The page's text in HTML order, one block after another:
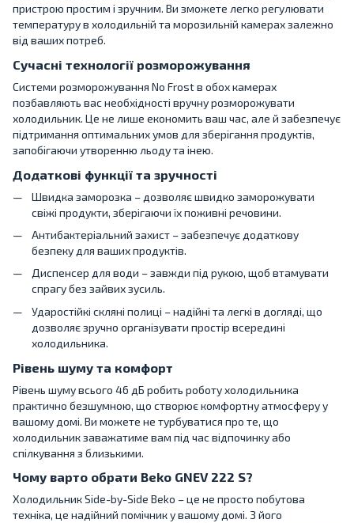
пристрою простим і зручним. Ви зможете легко регулювати
температуру в холодильній та морозильній камерах залежно
від ваших потреб.
Сучасні технології розморожування
Системи розморожування No Frost в обох камерах
позбавляють вас необхідності вручну розморожувати
холодильник. Це не лише економить ваш час, але й забезпечує
підтримання оптимальних умов для зберігання продуктів,
запобігаючи утворенню льоду та інею.
Додаткові функції та зручності
Швидка заморозка – дозволяє швидко заморожувати
свіжі продукти, зберігаючи їх поживні речовини.
Антибактеріальний захист – забезпечує додаткову
безпеку для ваших продуктів.
Диспенсер для води – завжди під рукою, щоб втамувати
спрагу без зайвих зусиль.
Ударостійкі скляні полиці – надійні та легкі в догляді, що
дозволяє зручно організувати простір всередині
холодильника.
Рівень шуму та комфорт
Рівень шуму всього 46 дБ робить роботу холодильника
практично безшумною, що створює комфортну атмосферу у
вашому домі. Ви можете не турбуватися про те, що
холодильник заважатиме вам під час відпочинку або
спілкування з близькими.
Чому варто обрати Beko GNEV 222 S?
Холодильник Side-by-Side Beko – це не просто побутова
техніка, це надійний помічник у вашому домі. З його